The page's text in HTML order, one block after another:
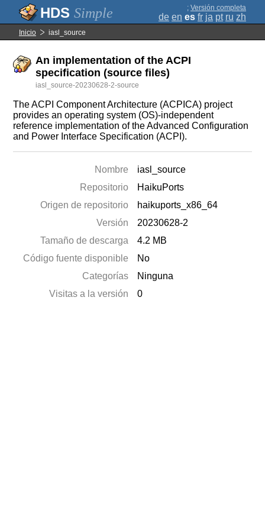
Simple ; Versión completa
de en es fr ja pt ru zh
Inicio iasl_source
An implementation of the ACPI
specification (source files)
iasl_source-20230628-2-source
The ACPI Component Architecture (ACPICA) project
provides an operating system (OS)-independent
reference implementation of the Advanced Configuration
and Power Interface Specification (ACPI).
Nombre
iasl_source
Repositorio
HaikuPorts
Origen de repositorio
haikuports_x86_64
Versión
20230628-2
Tamaño de descarga
4.2 MB
Código fuente disponible
No
Categorías
Ninguna
Visitas a la versión
0